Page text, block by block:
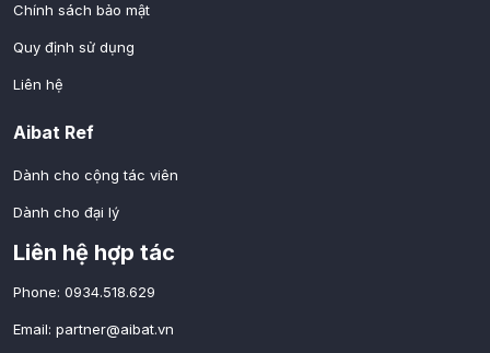
Chính sách bảo mật
Quy định sử dụng
Liên hệ
Aibat Ref
Dành cho cộng tác viên
Dành cho đại lý
Liên hệ hợp tác
Phone: 0934.518.629
Email: partner@aibat.vn